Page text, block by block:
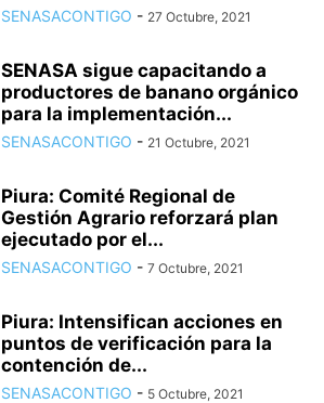
SENASACONTIGO - 27 Octubre, 2021
SENASA sigue capacitando a
productores de banano orgánico
para la implementación...
SENASACONTIGO - 21 Octubre, 2021
Piura: Comité Regional de
Gestión Agrario reforzará plan
ejecutado por el...
SENASACONTIGO - 7 Octubre, 2021
Piura: Intensifican acciones en
puntos de verificación para la
contención de...
SENASACONTIGO - 5 Octubre, 2021